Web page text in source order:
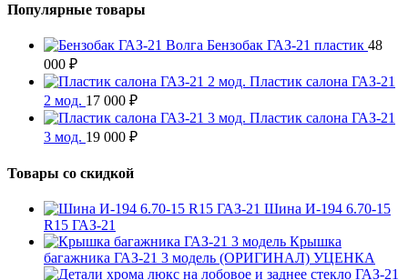
Популярные товары
Бензобак ГАЗ-21 пластик 48
000 ₽
Пластик салона ГАЗ-21
2 мод. 17 000 ₽
Пластик салона ГАЗ-21
3 мод. 19 000 ₽
Товары со скидкой
Шина И-194 6.70-15
R15 ГАЗ-21
Крышка
багажника ГАЗ-21 3 модель (ОРИГИНАЛ) УЦЕНКА